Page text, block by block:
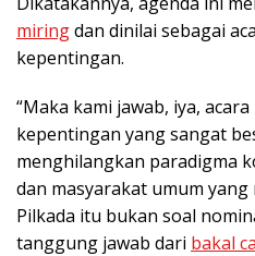
miringdan dinilai sebagai
kepentingan.
“Maka kami jawab, iya,
kepentingan yang sangat
menghilangkan paradigma
dan masyarakat umum
Pilkada itu bukan soal
tanggung jawab dari bakal